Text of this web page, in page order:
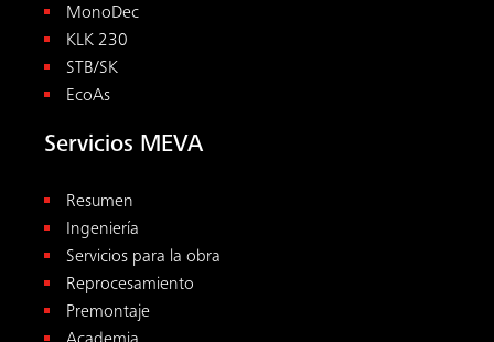
MonoDec
KLK 230
STB/SK
EcoAs
Servicios MEVA
Resumen
Ingeniería
Servicios para la obra
Reprocesamiento
Premontaje